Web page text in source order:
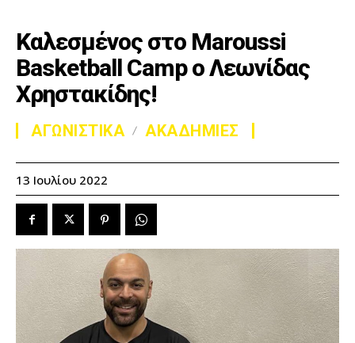
Καλεσμένος στο Maroussi
Basketball Camp ο Λεωνίδας
Χρηστακίδης!
ΑΓΩΝΙΣΤΙΚΑ ΑΚΑΔΗΜΙΕΣ
13 Ιουλίου 2022